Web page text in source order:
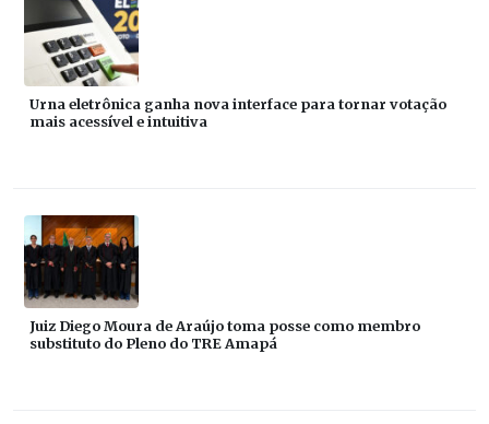
Urna eletrônica ganha nova interface para tornar votação
mais acessível e intuitiva
Juiz Diego Moura de Araújo toma posse como membro
substituto do Pleno do TRE Amapá